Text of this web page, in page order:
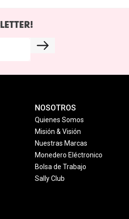
NOSOTROS
Quienes Somos
Misión & Visión
Nuestras Marcas
Monedero Eléctronico
Bolsa de Trabajo
Sally Club